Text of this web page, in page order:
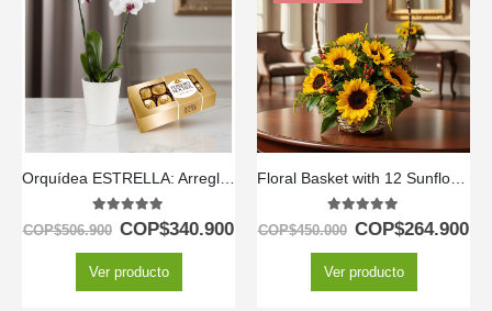
out of 5
COP$506.900 COP$340.900
Ver producto
out of 5
COP$450.000 COP$264.900
Ver producto